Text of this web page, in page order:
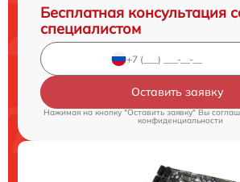
Бесплатная консультация
специалистом
Оставить заявку
Нажимая на кнопку "Оставить заявку" Вы
конфиденциальности